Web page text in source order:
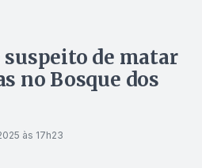
de matar
no Bosque dos
às 17h23